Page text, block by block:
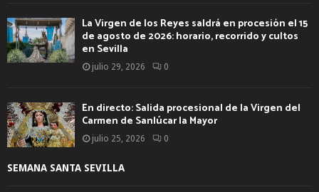
La Virgen de los Reyes saldrá en procesión el 15
de agosto de 2026: horario, recorrido y cultos
en Sevilla
julio 29, 2026 0
En directo: Salida procesional de la Virgen del
Carmen de Sanlúcar la Mayor
julio 25, 2026 0
SEMANA SANTA SEVILLA